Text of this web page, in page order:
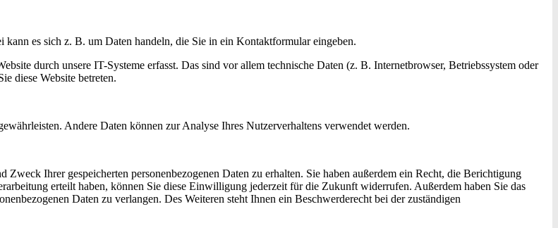
es sich z. B. um Daten handeln, die Sie in ein Kontaktformular eingeben.
durch unsere IT-Systeme erfasst. Das sind vor allem technische Daten (z. B. Internetbrowser, Betriebssystem oder
diese Website betreten.
Andere Daten können zur Analyse Ihres Nutzerverhaltens verwendet werden.
Ihrer gespeicherten personenbezogenen Daten zu erhalten. Sie haben außerdem ein Recht, die Berichtigung
erteilt haben, können Sie diese Einwilligung jederzeit für die Zukunft widerrufen. Außerdem haben Sie das
Daten zu verlangen. Des Weiteren steht Ihnen ein Beschwerderecht bei der zuständigen